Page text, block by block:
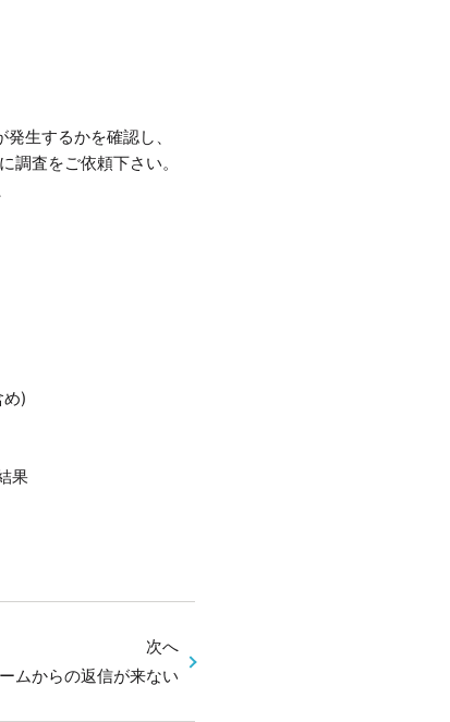
生するかを確認し、
調査をご依頼下さい。
)
果
次へ
ムからの返信が来ない